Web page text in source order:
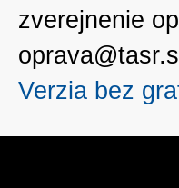
zverejnenie
Verzia bez